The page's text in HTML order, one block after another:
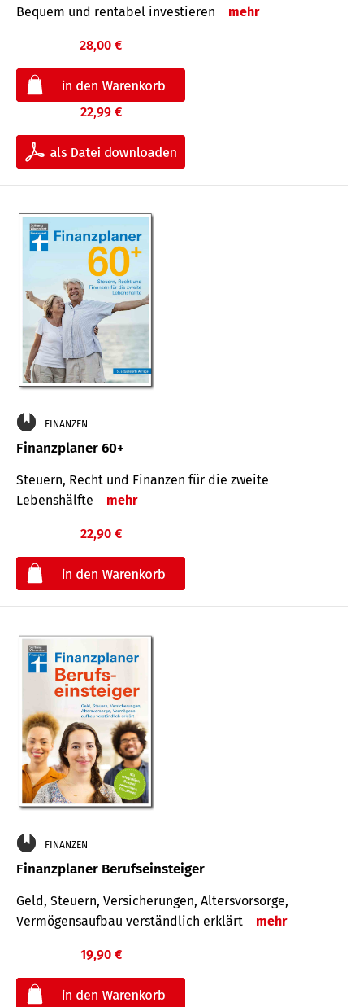
Bequem und rentabel investieren mehr
28,00 €
22,99 €
FINANZEN
Finanzplaner 60+
Steuern, Recht und Finanzen für die zweite
Lebenshälfte
mehr
22,90 €
FINANZEN
Finanzplaner Berufseinsteiger
Geld, Steuern, Versicherungen, Altersvorsorge,
Vermögensaufbau verständlich erklärt
mehr
19,90 €